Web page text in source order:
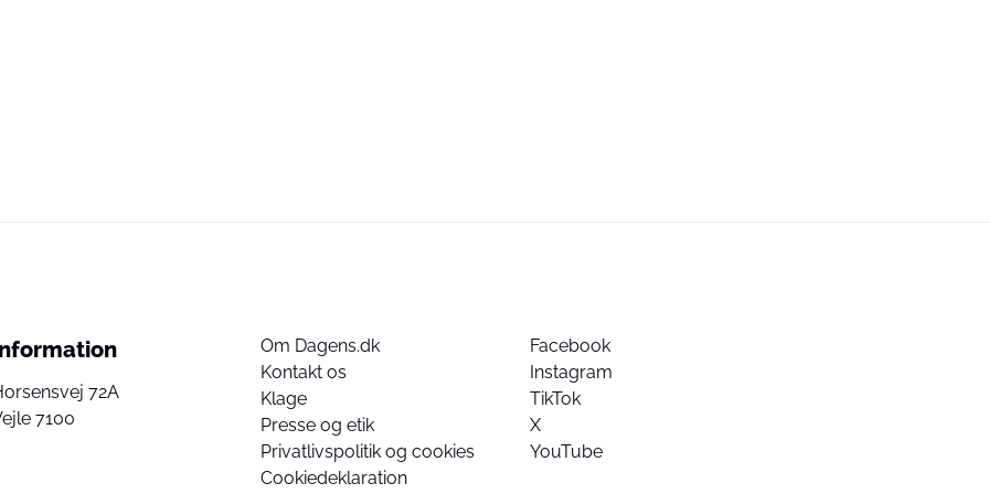
72A
7100
Om Dagens.dk
Kontakt os
Klage
Presse og etik
Privatlivspolitik og cookies
Cookiedeklaration
Facebook
Instagram
TikTok
X
YouTube